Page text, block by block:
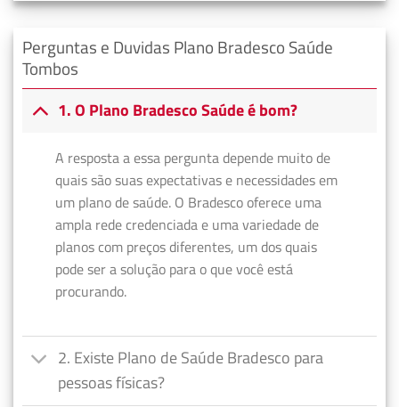
Perguntas e Duvidas Plano Bradesco Saúde
Tombos
1. O Plano Bradesco Saúde é bom?
A resposta a essa pergunta depende muito de
quais são suas expectativas e necessidades em
um plano de saúde. O Bradesco oferece uma
ampla rede credenciada e uma variedade de
planos com preços diferentes, um dos quais
pode ser a solução para o que você está
procurando.
2. Existe Plano de Saúde Bradesco para
pessoas físicas?